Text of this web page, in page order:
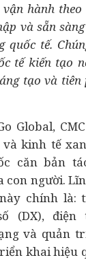
hành
và sẵn
quốc tế.
tế kiến tạo
tạo và
Global,
vàkinh tế
căn bản
con người.
chính là:
(DX), điện
và quản
khai hiệu